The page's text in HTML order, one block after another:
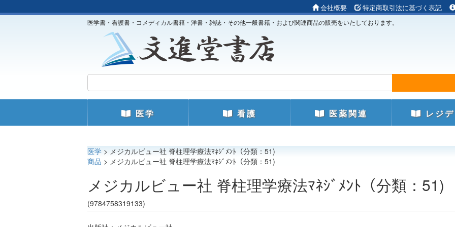
会社概要 特定商取引法に基づく表記
医学書・看護書・コメディカル書籍・洋書・雑誌・その他一般書籍・および関連商品の販売をいたしております。
医学 看護 医薬関連 レジ
医学 > メジカルビュー社 脊柱理学療法ﾏﾈｼﾞﾒﾝﾄ（分類：51)
商品 > メジカルビュー社 脊柱理学療法ﾏﾈｼﾞﾒﾝﾄ（分類：51)
メジカルビュー社 脊柱理学療法ﾏﾈｼﾞﾒﾝﾄ（分類：51)
(9784758319133)